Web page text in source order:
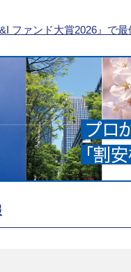
ファンド大賞2026』で